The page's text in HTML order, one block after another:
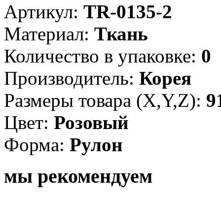
Артикул: TR-0135-2
Материал: Ткань
Количество в упаковке: 0
Производитель: Корея
Размеры товара (X,Y,Z):
Цвет: Розовый
Форма: Рулон
мы рекомендуем